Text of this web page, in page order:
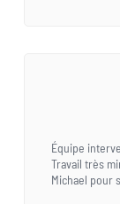
Équipe
Travail très
Michael pour